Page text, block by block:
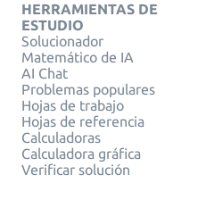
HERRAMIENTAS DE
ESTUDIO
Solucionador
Matemático de IA
AI Chat
Problemas populares
Hojas de trabajo
Hojas de referencia
Calculadoras
Calculadora gráfica
Verificar solución